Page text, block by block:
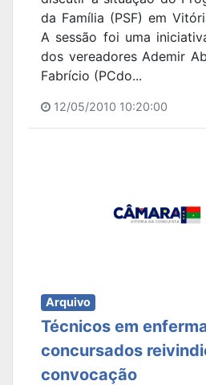
da Família (PSF) em
A sessão foi uma
dos vereadores Ademir
Fabrício (PCdo...
12/05/2010 10:20:00
Arquivo
Técnicos em
concursados
convocação